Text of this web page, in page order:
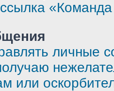
личные
или